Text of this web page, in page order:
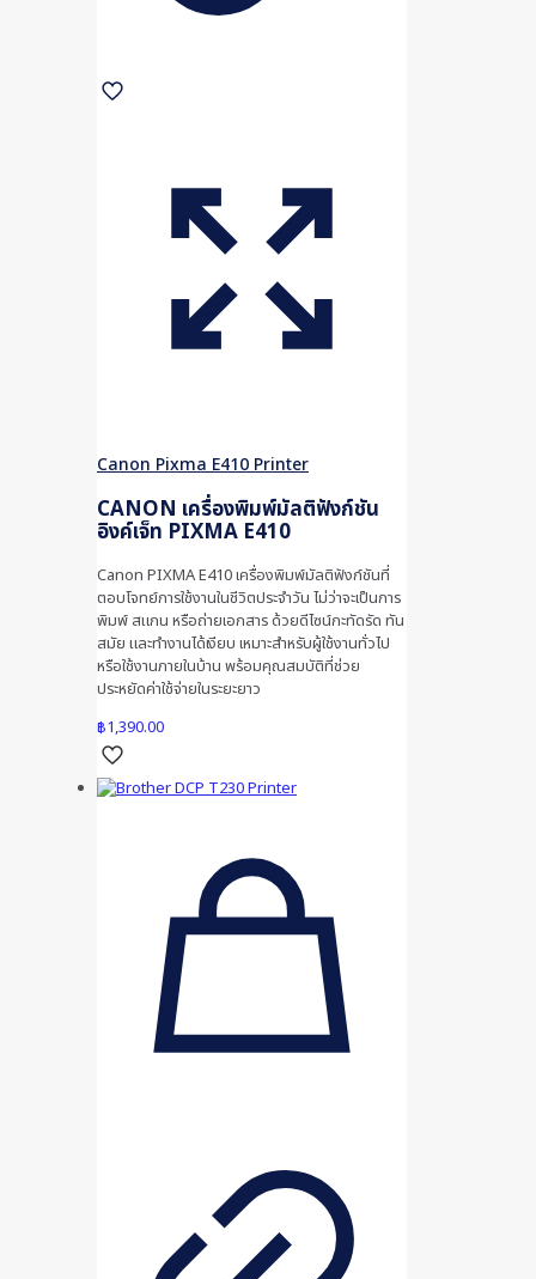
Canon Pixma E410 Printer
CANON เครื่องพิมพ์มัลติฟังก์ชัน
อิงค์เจ็ท PIXMA E410
Canon PIXMA E410 เครื่องพิมพ์มัลติฟังก์ชันที่
ตอบโจทย์การใช้งานในชีวิตประจำวัน ไม่ว่าจะเป็นการ
พิมพ์ สแกน หรือถ่ายเอกสาร ด้วยดีไซน์กะทัดรัด ทัน
สมัย และทำงานได้เงียบ เหมาะสำหรับผู้ใช้งานทั่วไป
หรือใช้งานภายในบ้าน พร้อมคุณสมบัติที่ช่วย
ประหยัดค่าใช้จ่ายในระยะยาว
฿1,390.00